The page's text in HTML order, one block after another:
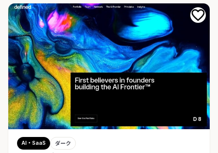
D 8
AI・SaaS ダーク